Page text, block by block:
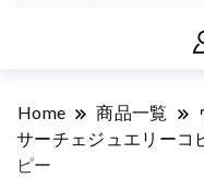
Home 商品一覧
サーチェジュエリーコ
ピー